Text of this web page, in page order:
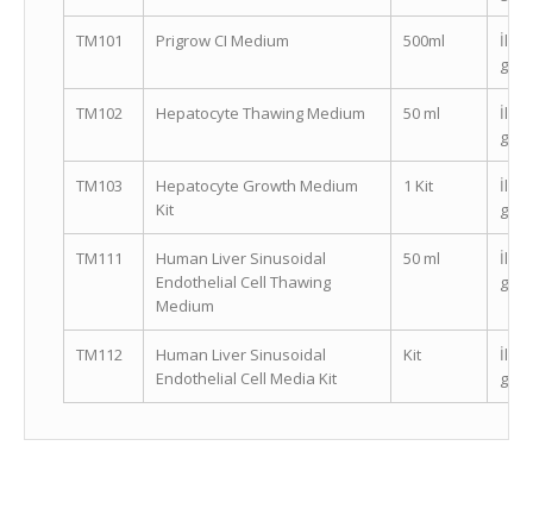
TM101 Prigrow CI Medium 500ml
TM102 Hepatocyte Thawing Medium 50 ml
TM103
Hepatocyte Growth Medium
Kit
1 Kit
TM111
Human Liver Sinusoidal
Endothelial Cell Thawing
Medium
50 ml
TM112
Human Liver Sinusoidal
Endothelial Cell Media Kit
Kit